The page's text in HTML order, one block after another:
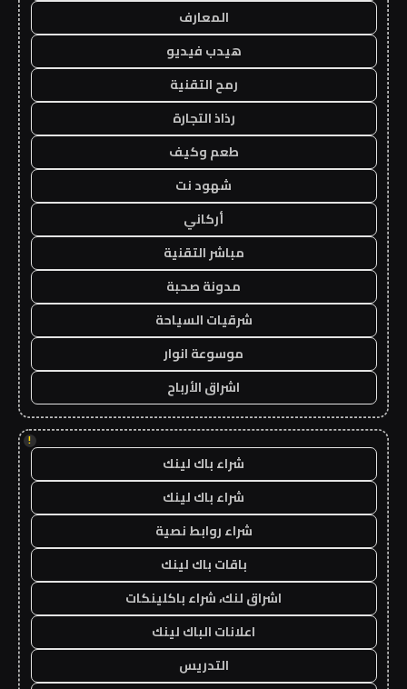
المعارف
هيدب فيديو
رمح التقنية
رذاذ التجارة
طعم وكيف
شهود نت
أركاني
مباشر التقنية
مدونة صحبة
شرقيات السياحة
موسوعة انوار
اشراق الأرباح
!
شراء باك لينك
شراء باك لينك
شراء روابط نصية
باقات باك لينك
اشراق لنك، شراء باكلينكات
اعلانات الباك لينك
التدريس